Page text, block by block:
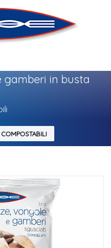
gamberi in busta